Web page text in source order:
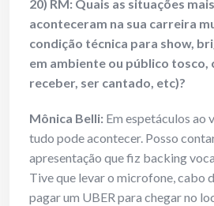
20) RM: Quais as situações
aconteceram na sua carreira
condição técnica para show,
em ambiente ou público tosco,
receber, ser cantado, etc)?
Mônica Belli: Em espetáculos ao
tudo pode acontecer. Posso
apresentação que fiz backing
Tive que levar o microfone, cabo
pagar um UBER para chegar no